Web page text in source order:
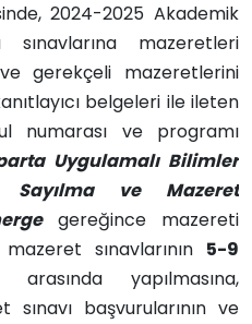
2024-2025 Akademik
sınavlarına mazeretleri
gerekçeli mazeretlerini
belgeleri ile ileten
numarası ve programı
Uygulamalı Bilimler
Sayılma ve Mazeret
gereğince mazereti
sınavlarının 5-9
yapılmasına,
başvurularının ve